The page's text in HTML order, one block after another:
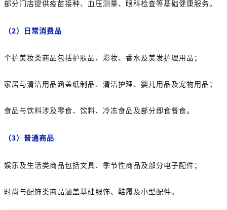
部分门店提供疫苗接种、血压测量、眼科检查等基础健康服务。
（2）日常消费品
个护美妆类商品包括护肤品、彩妆、香水及美发护理用品；
家居与清洁用品涵盖纸制品、清洁护理、婴儿用品及宠物用品；
食品与饮料涉及零食、饮料、冷冻食品及部分即食餐食。
（3） 普通商品
娱乐及生活类商品包括文具、季节性商品及部分电子配件；
时尚与配饰类商品涵盖基础服饰、鞋履及小型配件。